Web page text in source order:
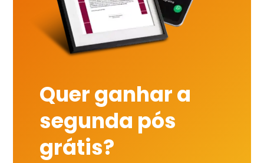
Quer ganhar a
segunda pós
grátis?